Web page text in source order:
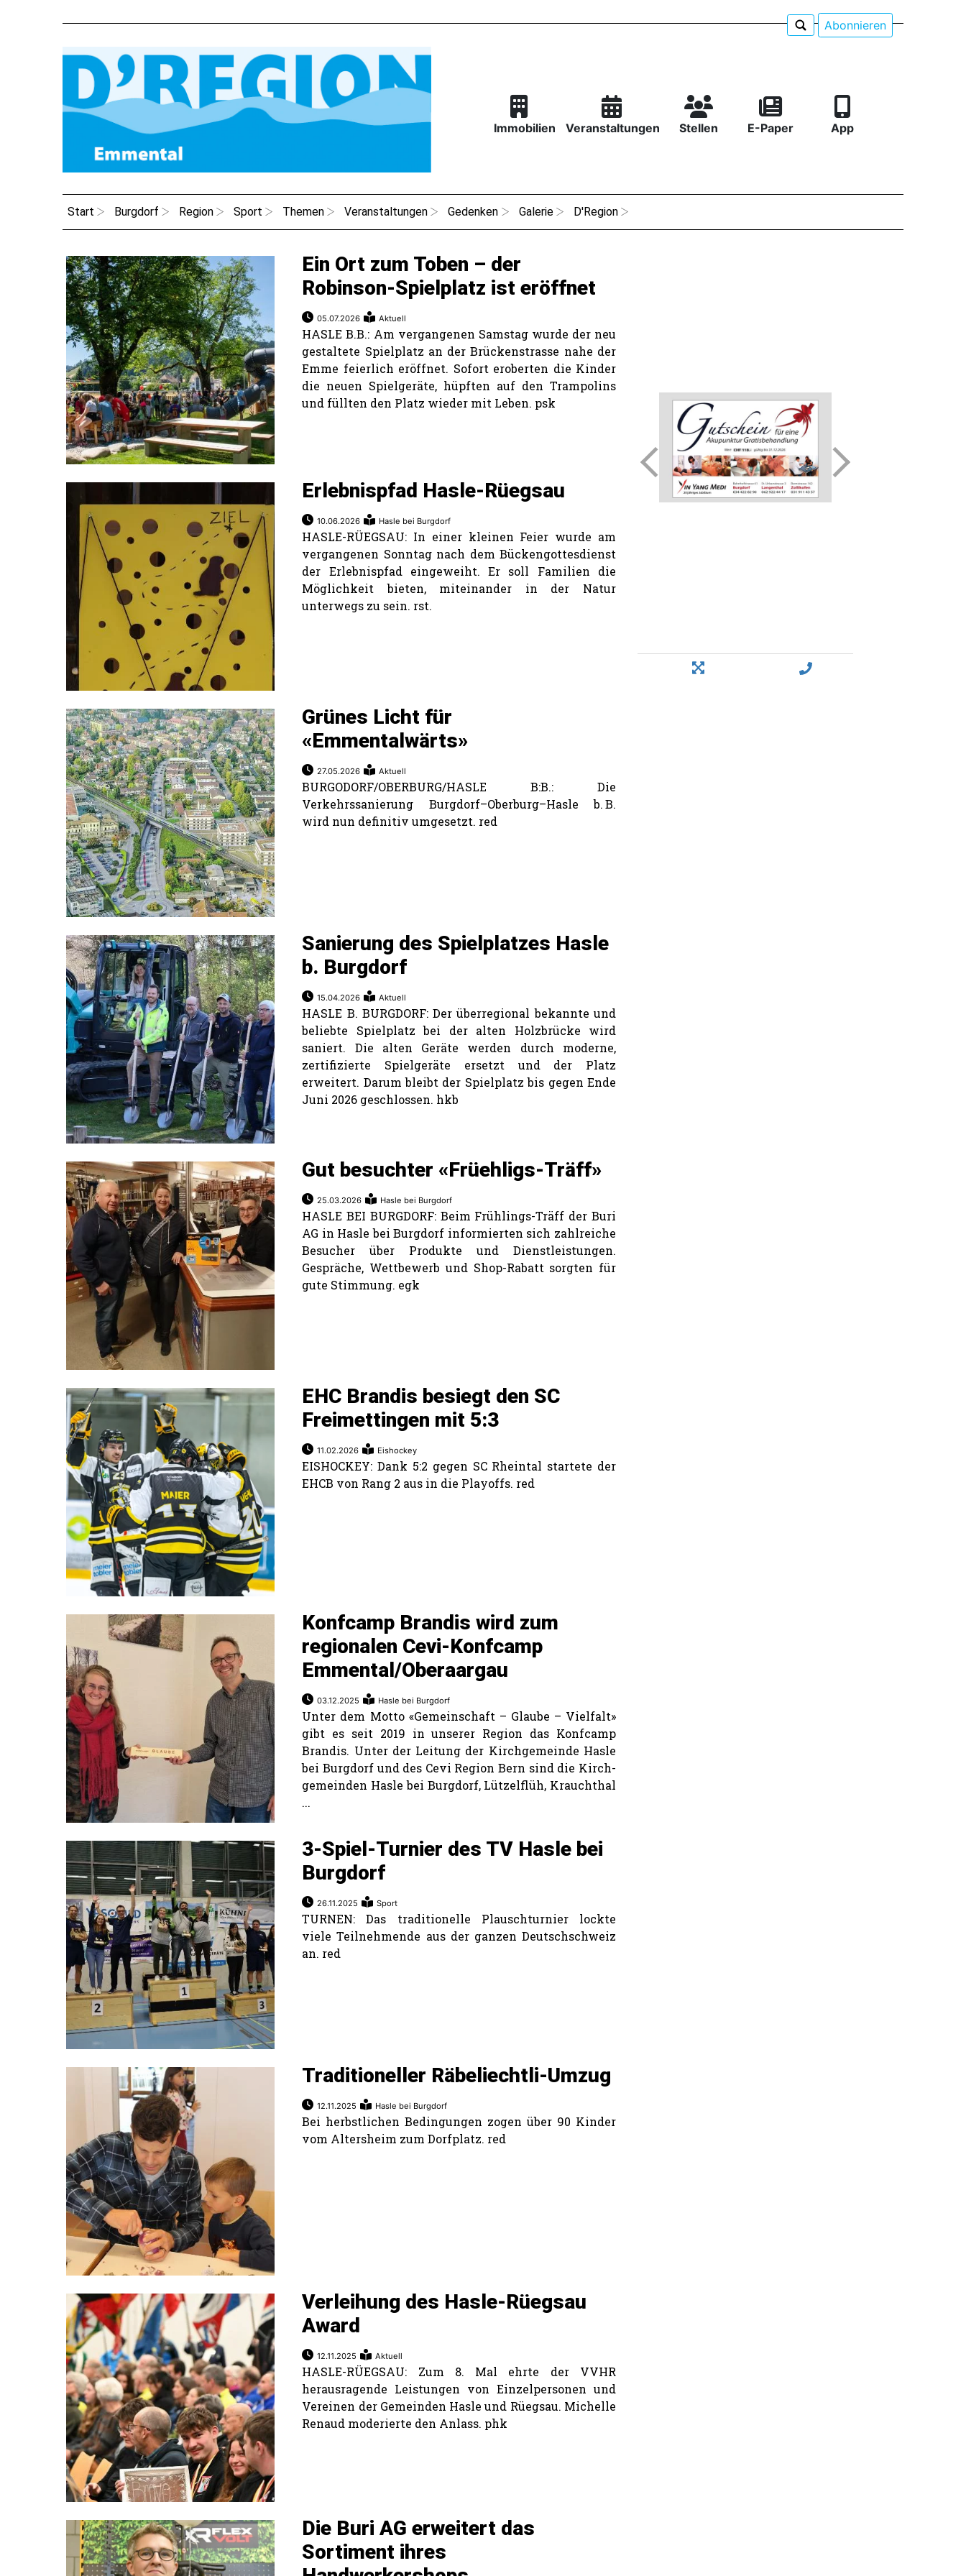
Abonnieren
Immobilien Veranstaltungen Stellen E-Paper App
Start Burgdorf Region Sport Themen Veranstaltungen Gedenken Galerie D'Region
Ein Ort zum Toben – der
Robinson-Spielplatz ist eröffnet
05.07.2026 Aktuell
HASLE B.B.: Am vergangenen Samstag wurde der neu
gestaltete Spielplatz an der Brückenstrasse nahe der
Emme feierlich eröffnet. Sofort eroberten die Kinder
die neuen Spielgeräte, hüpften auf den Trampolins
und füllten den Platz wieder mit Leben. psk
Erlebnispfad Hasle-Rüegsau
10.06.2026 Hasle bei Burgdorf
HASLE-RÜEGSAU: In einer kleinen Feier wurde am
vergangenen Sonntag nach dem Bückengottesdienst
der Erlebnispfad eingeweiht. Er soll Familien die
Möglichkeit bieten, miteinander in der Natur
unterwegs zu sein. rst.
Grünes Licht für
«Emmentalwärts»
27.05.2026 Aktuell
BURGODORF/OBERBURG/HASLE B:B.: Die
Verkehrssanierung Burgdorf–Oberburg–Hasle b. B.
wird nun definitiv umgesetzt. red
Sanierung des Spielplatzes Hasle
b. Burgdorf
15.04.2026 Aktuell
HASLE B. BURGDORF: Der überregional bekannte und
beliebte Spielplatz bei der alten Holzbrücke wird
saniert. Die alten Geräte werden durch moderne,
zertifizierte Spielgeräte ersetzt und der Platz
erweitert. Darum bleibt der Spielplatz bis gegen Ende
Juni 2026 geschlossen. hkb
Gut besuchter «Früehligs-Träff»
25.03.2026 Hasle bei Burgdorf
HASLE BEI BURGDORF: Beim Frühlings-Träff der Buri
AG in Hasle bei Burgdorf informierten sich zahlreiche
Besucher über Produkte und Dienstleistungen.
Gespräche, Wettbewerb und Shop-Rabatt sorgten für
gute Stimmung. egk
EHC Brandis besiegt den SC
Freimettingen mit 5:3
11.02.2026 Eishockey
EISHOCKEY: Dank 5:2 gegen SC Rheintal startete der
EHCB von Rang 2 aus in die Playoffs. red
Konfcamp Brandis wird zum
regionalen Cevi-Konfcamp
Emmental/Oberaargau
03.12.2025 Hasle bei Burgdorf
Unter dem Motto «Gemeinschaft – Glaube – Vielfalt»
gibt es seit 2019 in unserer Region das Konfcamp
Brandis. Unter der Leitung der Kirchgemeinde Hasle
bei Burgdorf und des Cevi Re­gion Bern sind die Kirch­
gemeinden Hasle bei Burgdorf, Lützelflüh, Krauchthal
...
3-Spiel-Turnier des TV Hasle bei
Burgdorf
26.11.2025 Sport
TURNEN: Das traditionelle Plauschturnier lockte
viele Teilnehmende aus der ganzen Deutschschweiz
an. red
Traditioneller Räbeliechtli-Umzug
12.11.2025 Hasle bei Burgdorf
Bei herbstlichen Bedingungen zogen über 90 Kinder
vom Altersheim zum Dorfplatz. red
Verleihung des Hasle-Rüegsau
Award
12.11.2025 Aktuell
HASLE-RÜEGSAU: Zum 8. Mal ehrte der VVHR
herausragende Leistungen von Einzelpersonen und
Vereinen der Gemeinden Hasle und Rüegsau. Michelle
Renaud moderierte den Anlass. phk
Die Buri AG erweitert das
Sortiment ihres